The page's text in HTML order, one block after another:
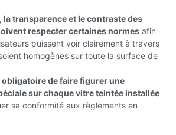
, la transparence et le contraste des
respecter certaines normes afin
puissent voir clairement à travers
homogènes sur toute la surface de
obligatoire de faire figurer une
sur chaque vitre teintée installée
sa conformité aux règlements en